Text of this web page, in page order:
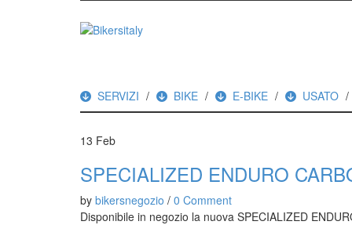
SERVIZI BIKE E-BIKE USATO
13 Feb
SPECIALIZED ENDURO
by bikersnegozio / 0 Comment
Disponibile in negozio la nuova SPECIALIZED